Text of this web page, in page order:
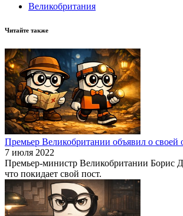
Великобритания
Читайте также
Премьер Великобритании объявил о своей
7 июля 2022
Премьер-министр Великобритании Борис
что покидает свой пост.